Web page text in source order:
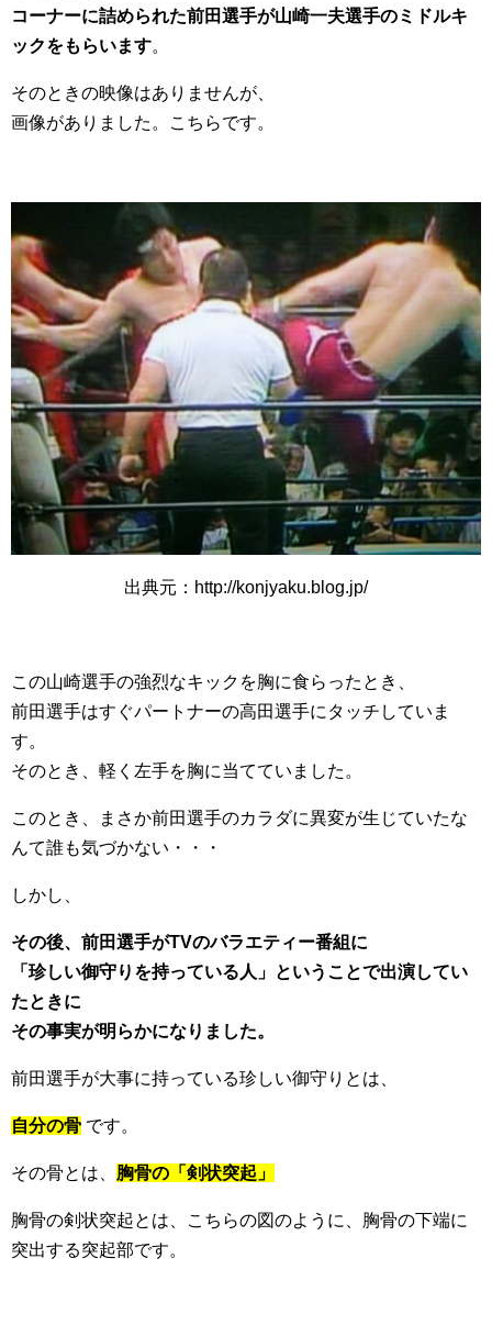
コーナーに詰められた前田選手が山崎一夫選手のミドルキ
ックをもらいます。
そのときの映像はありませんが、
画像がありました。こちらです。
出典元：http://konjyaku.blog.jp/
この山崎選手の強烈なキックを胸に食らったとき、
前田選手はすぐパートナーの高田選手にタッチしていま
す。
そのとき、軽く左手を胸に当てていました。
このとき、まさか前田選手のカラダに異変が生じていたな
んて誰も気づかない・・・
しかし、
その後、前田選手がTVのバラエティー番組に
「珍しい御守りを持っている人」ということで出演してい
たときに
その事実が明らかになりました。
前田選手が大事に持っている珍しい御守りとは、
自分の骨 です。
その骨とは、 胸骨の「剣状突起」
胸骨の剣状突起とは、こちらの図のように、胸骨の下端に
突出する突起部です。